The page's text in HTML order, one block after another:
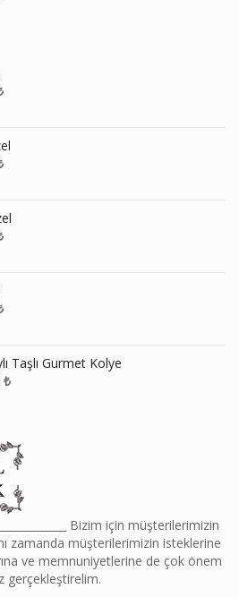
Taşlı Gurmet Kolye
₺
Bizim için müşterilerimizin
zamanda müşterilerimizin isteklerine
ve memnuniyetlerine de çok önem
gerçekleştirelim.